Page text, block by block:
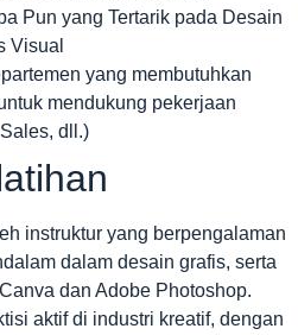
Pun yang Tertarik pada Desain
Visual
yang membutuhkan
mendukung pekerjaan
dll.)
instruktur yang berpengalaman
dalam desain grafis, serta
dan Adobe Photoshop.
aktif di industri kreatif, dengan